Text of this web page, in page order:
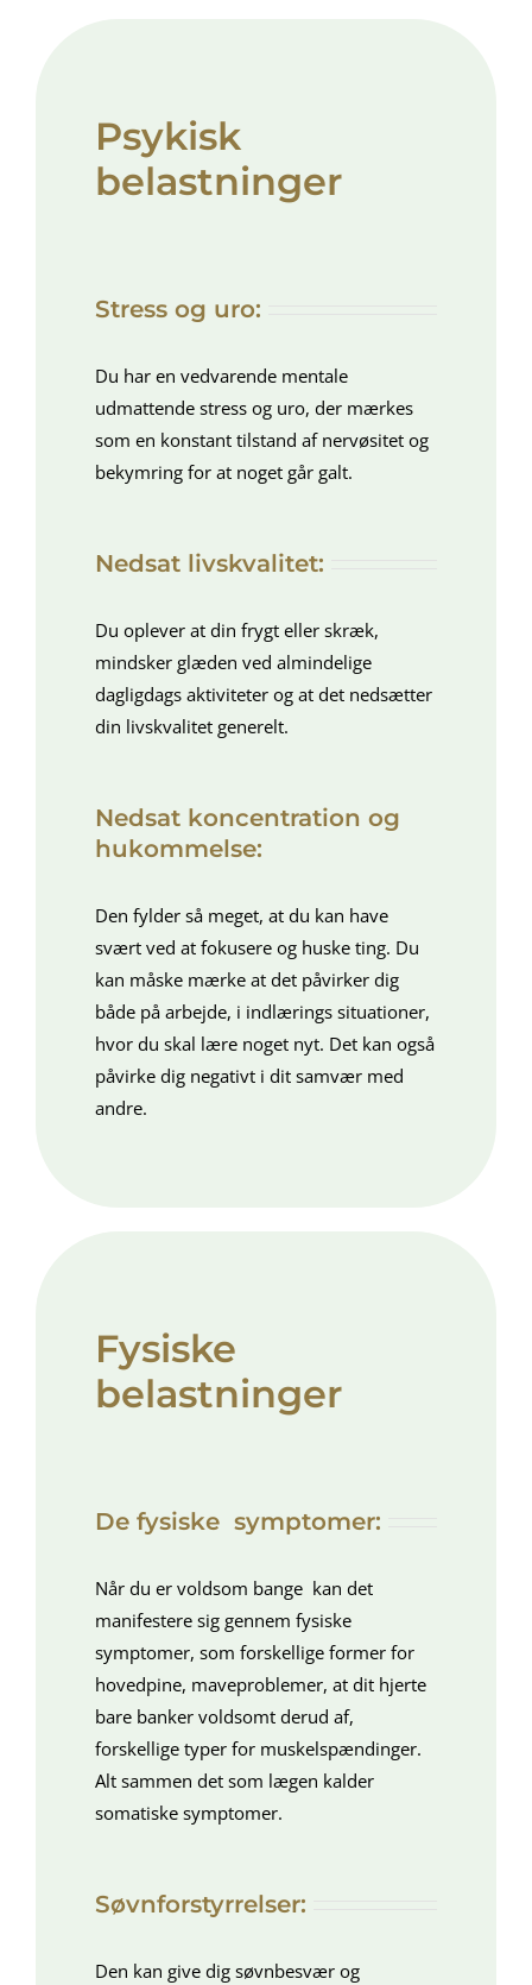
Psykisk
belastninger
Stress og uro:
Du har en vedvarende mentale
udmattende stress og uro, der mærkes
som en konstant tilstand af nervøsitet og
bekymring for at noget går galt.
Nedsat livskvalitet:
Du oplever at din frygt eller skræk,
mindsker glæden ved almindelige
dagligdags aktiviteter og at det nedsætter
din livskvalitet generelt.
Nedsat koncentration og
hukommelse:
Den fylder så meget, at du kan have
svært ved at fokusere og huske ting. Du
kan måske mærke at det påvirker dig
både på arbejde, i indlærings situationer,
hvor du skal lære noget nyt. Det kan også
påvirke dig negativt i dit samvær med
andre.
Fysiske
belastninger
De fysiske symptomer:
Når du er voldsom bange kan det
manifestere sig gennem fysiske
symptomer, som forskellige former for
hovedpine, maveproblemer, at dit hjerte
bare banker voldsomt derud af,
forskellige typer for muskelspændinger.
Alt sammen det som lægen kalder
somatiske symptomer.
Søvnforstyrrelser:
Den kan give dig søvnbesvær og